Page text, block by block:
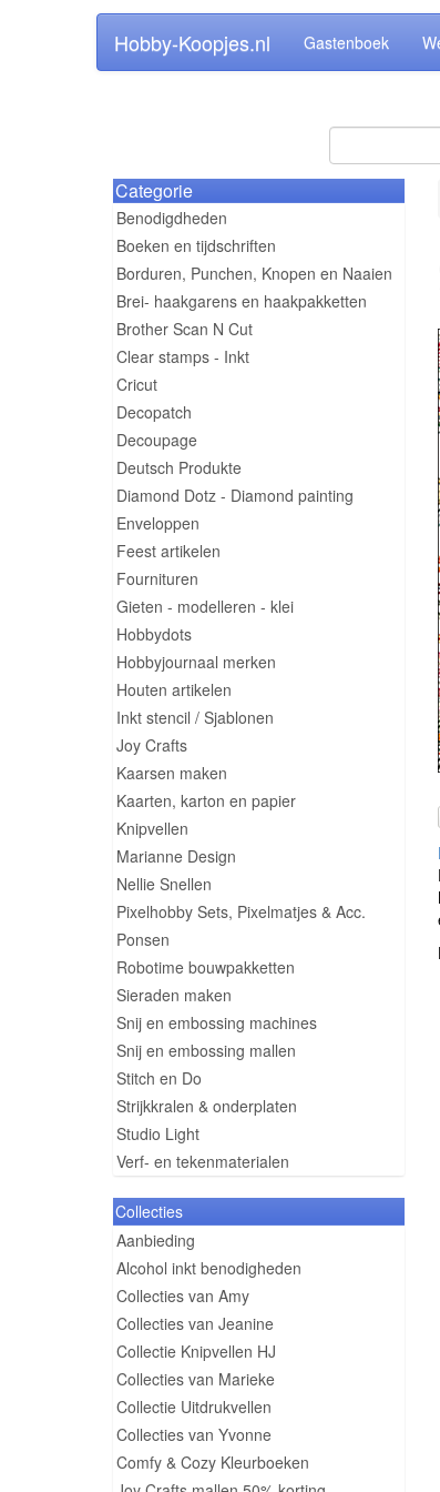
Hobby-Koopjes.nl Gastenboek
Categorie
Benodigdheden
Boeken en tijdschriften
Borduren, Punchen, Knopen en Naaien
Brei- haakgarens en haakpakketten
Brother Scan N Cut
Clear stamps - Inkt
Cricut
Decopatch
Decoupage
Deutsch Produkte
Diamond Dotz - Diamond painting
Enveloppen
Feest artikelen
Fournituren
Gieten - modelleren - klei
Hobbydots
Hobbyjournaal merken
Houten artikelen
Inkt stencil / Sjablonen
Joy Crafts
Kaarsen maken
Kaarten, karton en papier
Knipvellen
Marianne Design
Nellie Snellen
Pixelhobby Sets, Pixelmatjes & Acc.
Ponsen
Robotime bouwpakketten
Sieraden maken
Snij en embossing machines
Snij en embossing mallen
Stitch en Do
Strijkkralen & onderplaten
Studio Light
Verf- en tekenmaterialen
Collecties
Aanbieding
Alcohol inkt benodigheden
Collecties van Amy
Collecties van Jeanine
Collectie Knipvellen HJ
Collecties van Marieke
Collectie Uitdrukvellen
Collecties van Yvonne
Comfy & Cozy Kleurboeken